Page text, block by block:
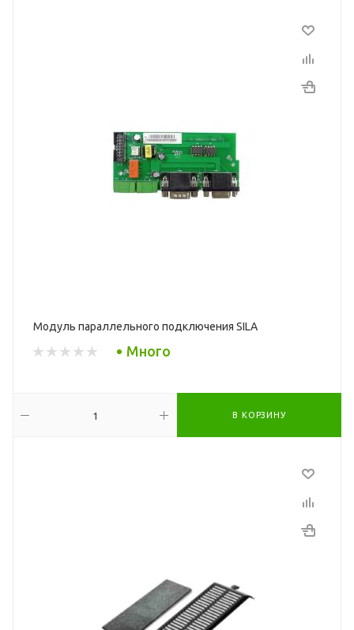
Модуль параллельного подключения SILA
Много
В КОРЗИНУ